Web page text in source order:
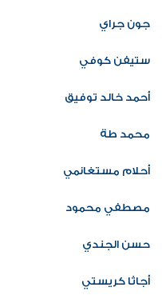
جون جراي
ستيفن كوفي
أحمد خالد توفيق
محمد طة
أحلام مستغانمي
مصطفي محمود
حسن الجندي
أجاثا كريستي